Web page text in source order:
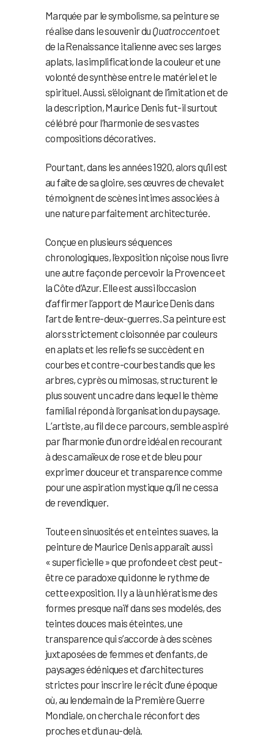
Marquée par le symbolisme, sa peinture se
réalise dans le souvenir du Quatroccentoet
de la Renaissance italienne avec ses larges
aplats, la simplification de la couleur et une
volonté de synthèse entre le matériel et le
spirituel. Aussi, s’éloignant de l’imitation et de
la description, Maurice Denis fut-il surtout
célébré pour l’harmonie de ses vastes
compositions décoratives.
Pourtant, dans les années 1920, alors qu’il est
au faîte de sa gloire, ses œuvres de chevalet
témoignent de scènes intimes associées à
une nature parfaitement architecturée.
Conçue en plusieurs séquences
chronologiques, l’exposition niçoise nous livre
une autre façon de percevoir la Provence et
la Côte d’Azur. Elle est aussi l’occasion
d’affirmer l’apport de Maurice Denis dans
l’art de l’entre-deux-guerres. Sa peinture est
alors strictement cloisonnée par couleurs
en aplats et les reliefs se succèdent en
courbes et contre-courbes tandis que les
arbres, cyprès ou mimosas, structurent le
plus souvent un cadre dans lequel le thème
familial répond à l’organisation du paysage.
L’artiste, au fil de ce parcours, semble aspiré
par l’harmonie d’un ordre idéal en recourant
à des camaïeux de rose et de bleu pour
exprimer douceur et transparence comme
pour une aspiration mystique qu’il ne cessa
de revendiquer.
Toute en sinuosités et en teintes suaves, la
peinture de Maurice Denis apparaît aussi
« superficielle » que profonde et c’est peut-
être ce paradoxe qui donne le rythme de
cette exposition. Il y a là un hiératisme des
formes presque naïf dans ses modelés, des
teintes douces mais éteintes, une
transparence qui s’accorde à des scènes
juxtaposées de femmes et d’enfants, de
paysages édéniques et d’architectures
strictes pour inscrire le récit d’une époque
où, au lendemain de la Première Guerre
Mondiale, on chercha le réconfort des
proches et d’un au-delà.